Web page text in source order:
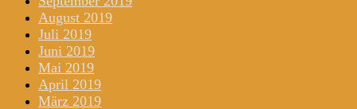
August 2019
Juli 2019
Juni 2019
Mai 2019
April 2019
März 2019